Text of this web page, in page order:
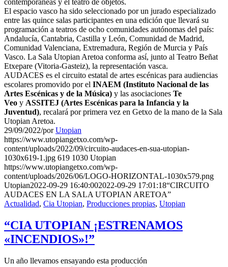
contemporáneas y el teatro de objetos.
El espacio vasco ha sido seleccionado por un jurado especializado
entre las quince salas participantes en una edición que llevará su
programación a teatros de ocho comunidades autónomas del país:
Andalucía, Cantabria, Castilla y León, Comunidad de Madrid,
Comunidad Valenciana, Extremadura, Región de Murcia y País
Vasco. La Sala Utopian Aretoa conforma así, junto al Teatro Beñat
Etxepare (Vitoria-Gasteiz), la representación vasca.
AUDACES es el circuito estatal de artes escénicas para audiencias
escolares promovido por el INAEM (Instituto Nacional de las
Artes Escénicas y de la Música) y las asociaciones Te
Veo y ASSITEJ (Artes Escénicas para la Infancia y la
Juventud), recalará por primera vez en Getxo de la mano de la Sala
Utopian Aretoa.
29/09/2022/porUtopian
https://www.utopiangetxo.com/wp-
content/uploads/2022/09/circuito-audaces-en-sua-utopian-
1030x619-1.jpg 619 1030 Utopian
https://www.utopiangetxo.com/wp-
content/uploads/2026/06/LOGO-HORIZONTAL-1030x579.png
Utopian2022-09-29 16:40:002022-09-29 17:01:18“CIRCUITO
AUDACES EN LA SALA UTOPIAN ARETOA”
Actualidad, Cia Utopian, Producciones propias, Utopian
“CIA UTOPIAN ¡ESTRENAMOS
«INCENDIOS»!”
Un año llevamos ensayando esta producción